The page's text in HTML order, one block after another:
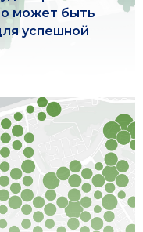
может быть
успешной